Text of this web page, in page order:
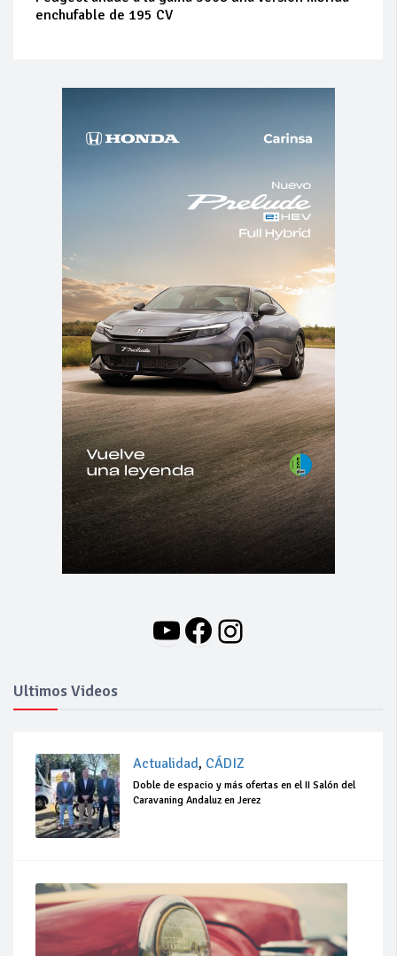
enchufable de 195 CV
YouTube
Facebook
Instagram
Ultimos Videos
Actualidad, CÁDIZ
Doble de espacio y más ofertas en el II Salón del
Caravaning Andaluz en Jerez